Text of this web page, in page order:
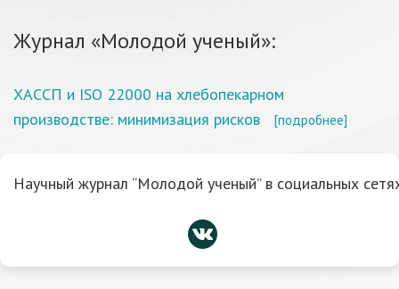
Журнал «Молодой ученый»:
ХАССП и ISO 22000 на хлебопекарном
производстве: минимизация рисков
[подробнее]
Научный журнал “Молодой ученый” в социальных